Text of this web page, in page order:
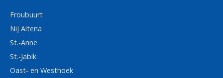
Froubuurt
Nij Altena
St.-Anne
St.-Jabik
Oast- en Westhoek